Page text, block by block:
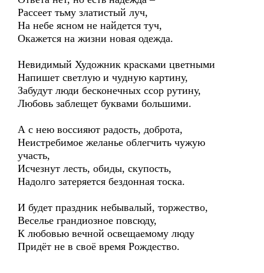
Рассеет тьму златистый луч,
На небе ясном не найдется туч,
Окажется на жизни новая одежда.
Невидимый Художник красками цветными
Напишет светлую и чудную картину,
Забудут люди бесконечных ссор рутину,
Любовь заблещет буквами большими.
А с нею воссияют радость, доброта,
Неистребимое желанье облегчить чужую
участь,
Исчезнут лесть, обиды, скупость,
Надолго затеряется бездонная тоска.
И будет праздник небывалый, торжество,
Веселье грандиозное повсюду,
К любовью вечной освещаемому люду
Придёт не в своё время Рождество.